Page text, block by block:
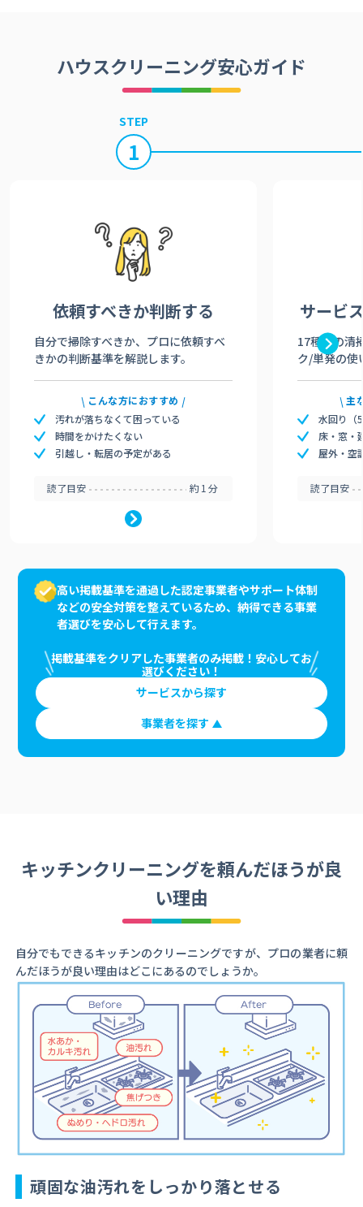
ハウスクリーニング安心ガイド
STEP
1
依頼すべきか判断する
自分で掃除すべきか、プロに依頼すべ
きかの判断基準を解説します。
こんな方におすすめ
汚れが落ちなくて困っている
時間をかけたくない
引越し・転居の予定がある
読了目安 約1分
サービ
17種類の清
ク/単発の使
主
水回り（
床・窓・
屋外・空
読了目安
高い掲載基準を通過した認定事業者やサポート体制
などの安全対策を整えているため、納得できる事業
者選びを安心して行えます。
掲載基準をクリアした事業者のみ掲載！安心してお
選びください！
サービスから探す
事業者を探す
キッチンクリーニングを頼んだほうが良
い理由
自分でもできるキッチンのクリーニングですが、プロの業者に頼
んだほうが良い理由はどこにあるのでしょうか。
頑固な油汚れをしっかり落とせる